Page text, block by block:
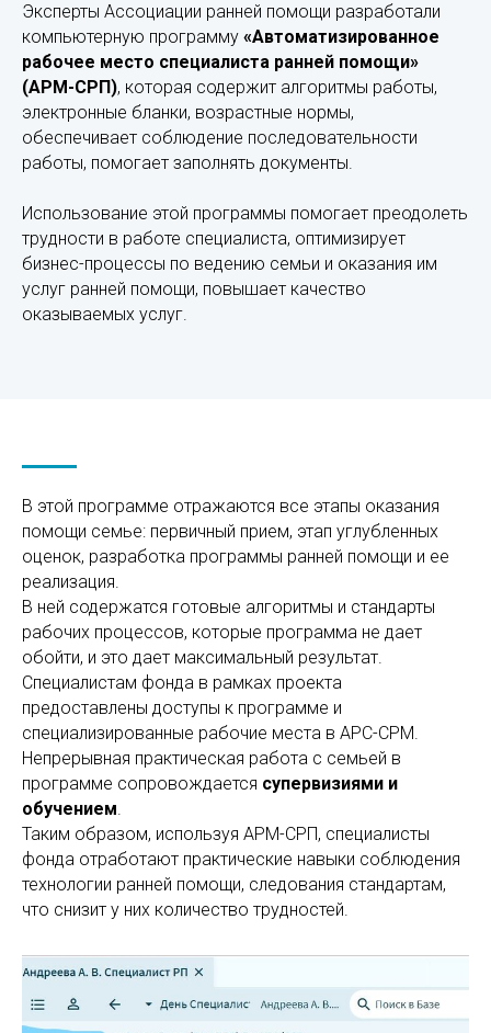
Эксперты Ассоциации ранней помощи разработали
компьютерную программу «Автоматизированное
рабочее место специалиста ранней помощи»
(АРМ-СРП), которая содержит алгоритмы работы,
электронные бланки, возрастные нормы,
обеспечивает соблюдение последовательности
работы, помогает заполнять документы.
Использование этой программы помогает преодолеть
трудности в работе специалиста, оптимизирует
бизнес-процессы по ведению семьи и оказания им
услуг ранней помощи, повышает качество
оказываемых услуг.
В этой программе отражаются все этапы оказания
помощи семье: первичный прием, этап углубленных
оценок, разработка программы ранней помощи и ее
реализация.
В ней содержатся готовые алгоритмы и стандарты
рабочих процессов, которые программа не дает
обойти, и это дает максимальный результат.
Специалистам фонда в рамках проекта
предоставлены доступы к программе и
специализированные рабочие места в АРС-СРМ.
Непрерывная практическая работа с семьей в
программе сопровождается супервизиями и
обучением.
Таким образом, используя АРМ-СРП, специалисты
фонда отработают практические навыки соблюдения
технологии ранней помощи, следования стандартам,
что снизит у них количество трудностей.